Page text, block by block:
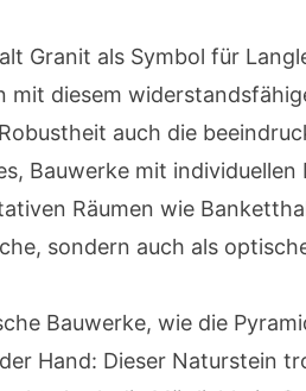
Granit als Symbol für
mit diesem
auch die
Bauwerke mit
Räumen wie
sondern auch als
Bauwerke, wie die
Hand: Dieser Naturstein